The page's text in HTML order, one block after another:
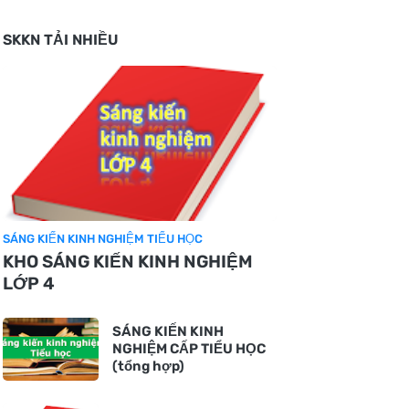
SKKN TẢI NHIỀU
SÁNG KIẾN KINH NGHIỆM TIỂU HỌC
KHO SÁNG KIẾN KINH NGHIỆM
LỚP 4
SÁNG KIẾN KINH
NGHIỆM CẤP TIỂU HỌC
(tổng hợp)